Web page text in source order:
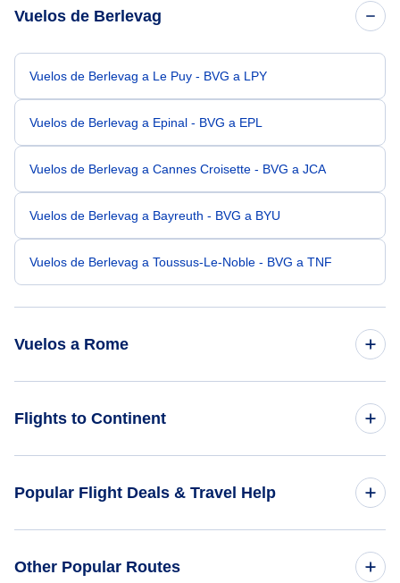
Vuelos de Berlevag
Vuelos de Berlevag a Le Puy - BVG a LPY
Vuelos de Berlevag a Epinal - BVG a EPL
Vuelos de Berlevag a Cannes Croisette - BVG a JCA
Vuelos de Berlevag a Bayreuth - BVG a BYU
Vuelos de Berlevag a Toussus-Le-Noble - BVG a TNF
Vuelos a Rome
Vuelos de Estocolmo a Rome - STO a ROM
Flights to Continent
Flights to Caribbean
Popular Flight Deals & Travel Help
Other Popular Routes